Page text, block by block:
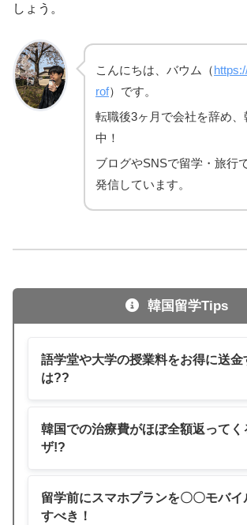
しょう。
こんにちは、バウム（
rof）です。
転職後3ヶ月で会社を辞め
中！
ブログやSNSで留学・旅行
発信しています。
韓国留学Tips
語学堂や大学の授業料をお得に送金
は??
韓国での治療費がほぼ全額返ってく
ザ!?
留学前にスマホプランを〇〇モバイ
すべき！